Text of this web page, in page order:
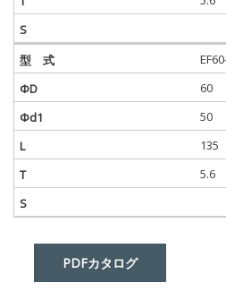
60
50
135
5.6
PDFカタログ